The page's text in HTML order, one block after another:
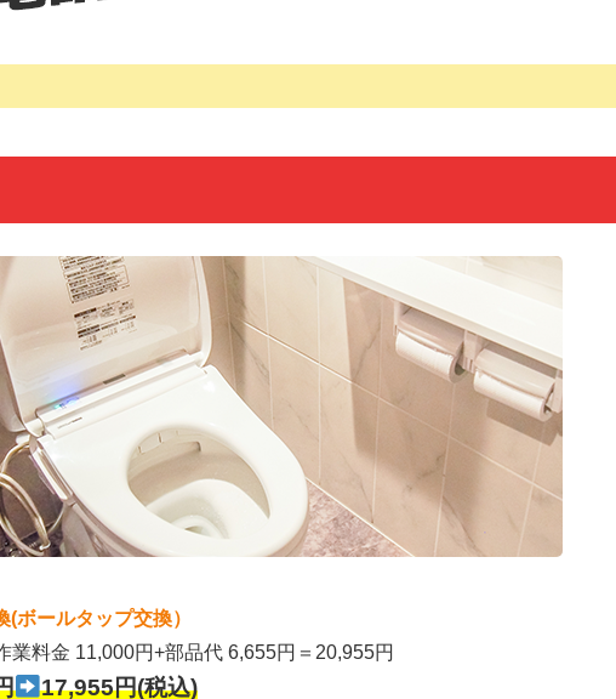
ボールタップ交換）
業料金 11,000円+部品代 6,655円＝20,955円
17,955円(税込)